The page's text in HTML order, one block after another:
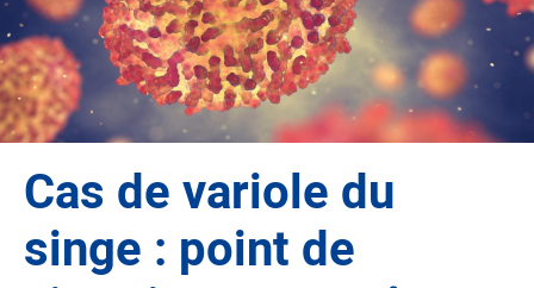
Cas de variole du
singe : point de